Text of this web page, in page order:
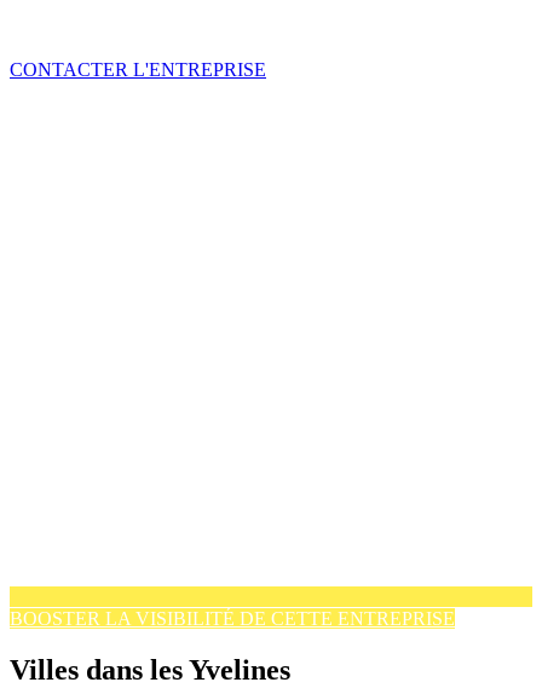
CONTACTER L'ENTREPRISE
BOOSTER LA VISIBILITÉ DE CETTE ENTREPRISE
Villes dans les Yvelines